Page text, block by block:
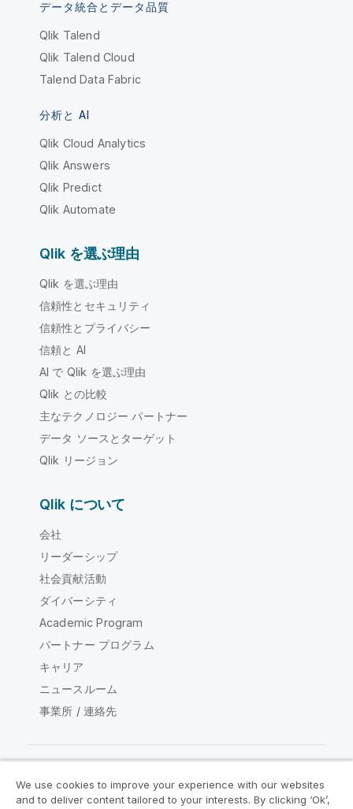
データ統合とデータ品質
Qlik Talend
Qlik Talend Cloud
Talend Data Fabric
分析と AI
Qlik Cloud Analytics
Qlik Answers
Qlik Predict
Qlik Automate
Qlik を選ぶ理由
Qlik を選ぶ理由
信頼性とセキュリティ
信頼性とプライバシー
信頼と AI
AI で Qlik を選ぶ理由
Qlik との比較
主なテクノロジー パートナー
データ ソースとターゲット
Qlik リージョン
Qlik について
会社
リーダーシップ
社会貢献活動
ダイバーシティ
Academic Program
パートナー プログラム
キャリア
ニュースルーム
事業所 / 連絡先
Qlik コミュニティ
We use cookies to improve your experience with our websites
and to deliver content tailored to your interests. By clicking ‘Ok’,